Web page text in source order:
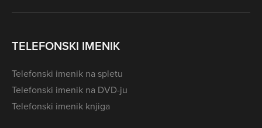
TELEFONSKI IMENIK
Telefonski imenik na spletu
Telefonski imenik na DVD-ju
Telefonski imenik knjiga